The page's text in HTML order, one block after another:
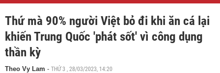
Thứ mà 90% người Việt bỏ đi khi ăn cá lại
khiến Trung Quốc 'phát sốt' vì công dụng
thần kỳ
Theo Vy Lam - THỨ 3 , 28/03/2023, 14:20